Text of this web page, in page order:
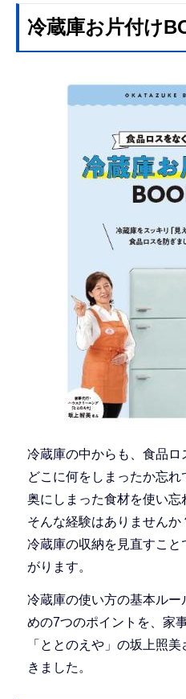
冷蔵庫お片付け
冷蔵庫の中からも、食品ロ
どこに何をしまったか忘
奥にしまった食材を使い
そんな経験はありませんか
冷蔵庫の収納を見直すこ
がります。
冷蔵庫の使い方の基本ルー
めの7つのポイントを、家
「ととのえや」の坂上照
きました。